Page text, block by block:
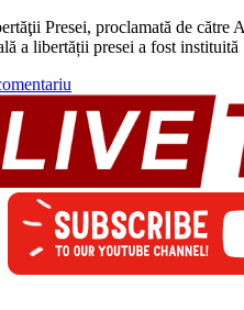
Presei, proclamată de
a libertății presei a fost